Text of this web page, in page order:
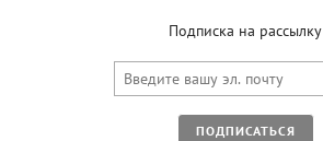
Подписка на рассылку
ПОДПИСАТЬСЯ